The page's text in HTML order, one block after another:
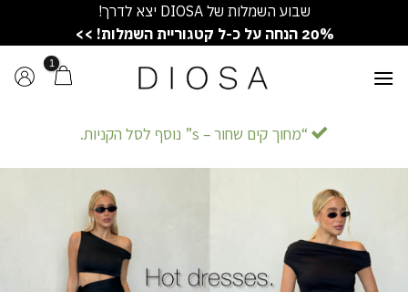
שבוע השמלות של DIOSA יצא לדרך!
20% הנחה על כ-ל קטגוריית השמלות! >>
“מחוך קים שחור – s” נוסף לסל הקניות.